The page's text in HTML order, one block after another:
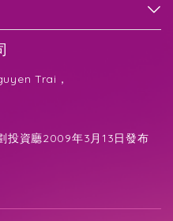
Trai，
投資廳2009年3月13日發布